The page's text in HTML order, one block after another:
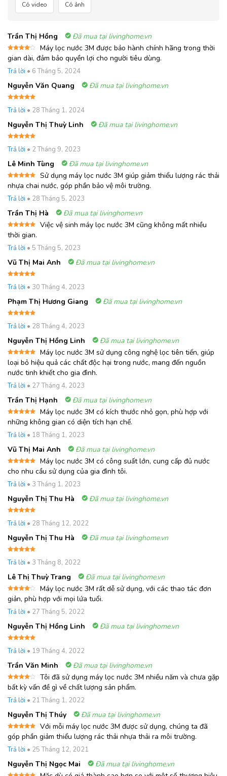
Có video Có ảnh
Trần Thị Hồng Đã mua tại livinghome.vn
Được
xếp
hạng 4
5 sao
Máy lọc nước 3M được bảo hành chính hãng trong thời
gian dài, đảm bảo quyền lợi cho người tiêu dùng.
Trả lời • 6 Tháng 5, 2024
Nguyễn Văn Quang Đã mua tại livinghome.vn
hạng5 5
Trả lời • 28 Tháng 1, 2024
Nguyễn Thị Thuỳ Linh Đã mua tại livinghome.vn
hạng5 5
Trả lời • 2 Tháng 9, 2023
Lê Minh Tùng Đã mua tại livinghome.vn
Được xếp
hạng5 5
sao
Sử dụng máy lọc nước 3M giúp giảm thiểu lượng rác thải
nhựa chai nước, góp phần bảo vệ môi trường.
Trả lời • 28 Tháng 5, 2023
Trần Thị Hà Đã mua tại livinghome.vn
Được xếp
hạng 55
sao
Việc vệ sinh máy lọc nước 3M cũng không mất nhiều
thời gian.
Trả lời • 5 Tháng 5, 2023
Vũ Thị Mai Anh Đã mua tại livinghome.vn
hạng5 5
Trả lời • 30 Tháng 4, 2023
Phạm Thị Hương Giang Đã mua tại livinghome.vn
hạng5 5
Trả lời • 28 Tháng 4, 2023
Nguyễn Thị Hồng Linh Đã mua tại livinghome.vn
Được xếp
hạng55
sao
Máy lọc nước 3M sử dụng công nghệ lọc tiên tiến, giúp
loại bỏ hiệu quả các chất độc hại trong nước, mang đến nguồn
nước tinh khiết cho gia đình.
Trả lời • 27 Tháng 4, 2023
Trần Thị Hạnh Đã mua tại livinghome.vn
Được xếp
hạng 55
sao
Máy lọc nước 3M có kích thước nhỏ gọn, phù hợp với
những không gian có diện tích hạn chế.
Trả lời • 18 Tháng 1, 2023
Vũ Thị Mai Anh Đã mua tại livinghome.vn
Được xếp
hạng 55
sao
Máy lọc nước 3M có công suất lớn, cung cấp đủ nước
cho nhu cầu sử dụng của gia đình tôi.
Trả lời • 3 Tháng 1, 2023
Nguyễn Thị Thu Hà Đã mua tại livinghome.vn
hạng5 5
Trả lời • 28 Tháng 12, 2022
Nguyễn Thị Thu Hà Đã mua tại livinghome.vn
hạng5 5
Trả lời • 3 Tháng 8, 2022
Lê Thị Thuỳ Trang Đã mua tại livinghome.vn
Được
xếp
hạng 4
5 sao
Máy lọc nước 3M rất dễ sử dụng, với các thao tác đơn
giản, phù hợp với mọi lứa tuổi.
Trả lời • 27 Tháng 5, 2022
Nguyễn Thị Hồng Linh Đã mua tại livinghome.vn
hạng5 5
Trả lời • 19 Tháng 4, 2022
Trần Văn Minh Đã mua tại livinghome.vn
Được
xếp
hạng 4
5 sao
Tôi đã sử dụng máy lọc nước 3M nhiều năm và chưa gặp
bất kỳ vấn đề gì về chất lượng sản phẩm.
Trả lời • 21 Tháng 1, 2022
Nguyễn Thị Thúy Đã mua tại livinghome.vn
Được xếp
hạng55
sao
Với mỗi máy lọc nước 3M được sử dụng, chúng ta đã
góp phần giảm thiểu lượng rác thải nhựa thải ra môi trường.
Trả lời • 25 Tháng 12, 2021
Nguyễn Thị Ngọc Mai
Đã mua tại livinghome.vn